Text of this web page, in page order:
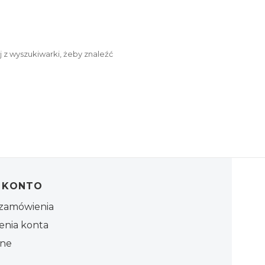
wyszukiwarki, żeby znaleźć
konta